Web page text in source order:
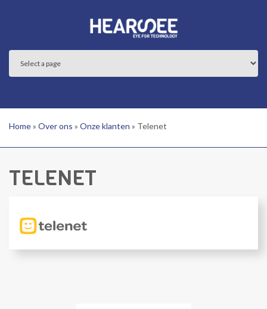
Home» Over ons » Onze klanten » Telenet
TELENET